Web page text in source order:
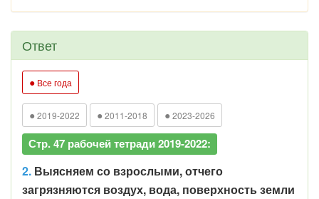
Ответ
● Все года
● 2019-2022 ● 2011-2018 ● 2023-2026
Стр. 47 рабочей тетради 2019-2022:
2. Выясняем со взрослыми,отчего
загрязняются воздух, вода, поверхность земли